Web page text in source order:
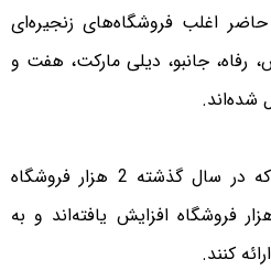
اغلب فروشگاه‌های زنجیره‌ای
رفاه، جانبو، دیلی مارکت، هفت و
شده‌اند.
تعداد فروشگاه‌های خرد نیز که در سال گذشته 2 هزار فروشگاه
در حال حاضر به 34 هزار فروشگاه افزایش یافته‌اند و به
کنند.